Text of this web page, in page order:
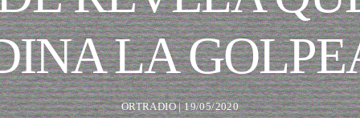
LA
ORTRADIO | 19/05/2020